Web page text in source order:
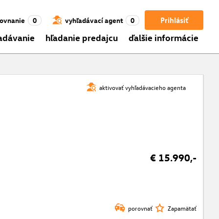
Prihlásiť
0 vyhľadávací agent 0
hľadanie predajcu ďalšie informácie
aktivovať vyhľadávacieho agenta
€ 15.990,-
porovnať Zapamätať